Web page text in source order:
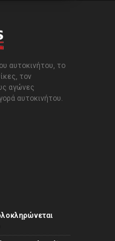
αυτοκινήτου, το
τον
αγώνες
αυτοκινήτου.